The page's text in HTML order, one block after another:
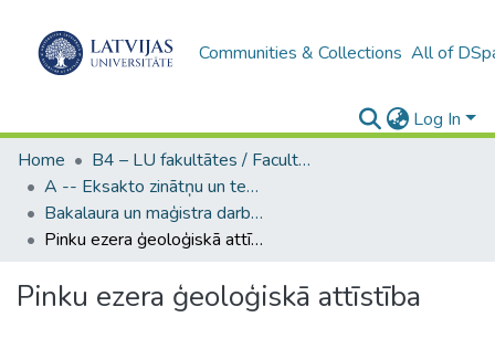
Communities & Collections All of
Log In
Home
B4 – LU fakultātes / Faculties of the UL
A -- Eksakto zinātņu un tehnoloģiju fakultāte / Faculty of Science and Technology
Bakalaura un maģistra darbi (EZTF) / Bachelor's and Master's theses
Pinku ezera ģeoloģiskā attīstība
Pinku ezera ģeoloģiskā attīstība